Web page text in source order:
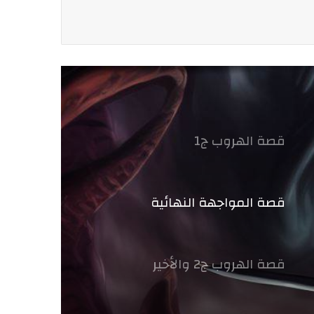
قصة الهروب ج1
قصة المواجهة النهائية
قصة الهروب ج2 والأخير